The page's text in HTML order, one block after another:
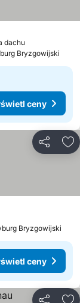
dachu
ceny
Bryzgowijski
ceny
Bryzgowijski
ceny